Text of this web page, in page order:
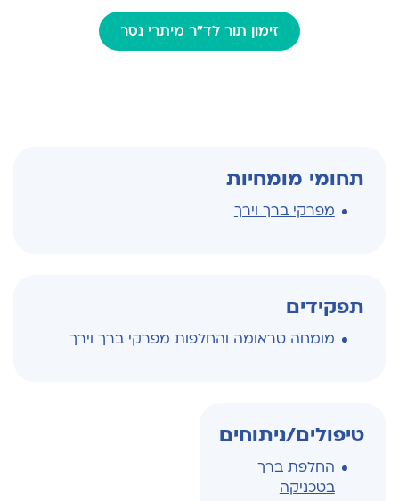
זימון תור לד"ר מיתרי נסר
תחומי מומחיות
מפרקי ברך וירך
תפקידים
מומחה טראומה והחלפות מפרקי ברך וירך
טיפולים/ניתוחים
החלפת ברך
בטכניקה